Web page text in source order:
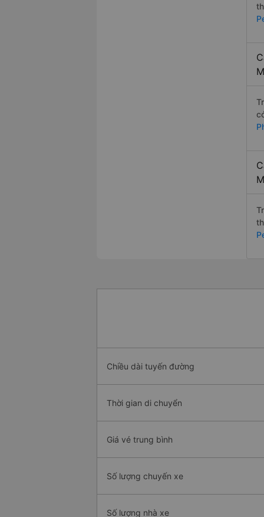
Chiều dài tuyến đường
Thời gian di chuyển
Giá vé trung bình
Số lượng chuyến xe
Số lượng nhà xe